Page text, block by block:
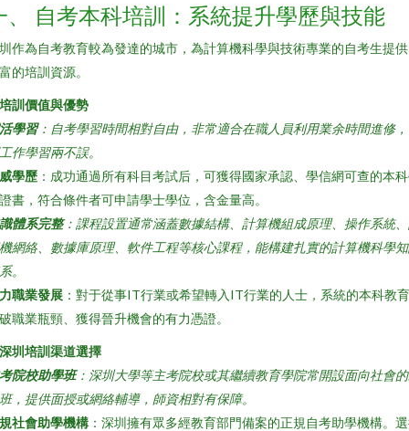
、 自考本科培訓：系統提升學歷與技能
作為自考教育較為發達的城市，為計算機科學與技術專業的自考生提
的培訓資源。
訓價值與優勢
學習：自考學習時間相對自由，非常適合在職人員利用業余時間進修
作學習兩不誤。
學歷 ：成功通過所有科目考試后，可獲得國家承認、學信網可查的本
書，符合條件者可申請學士學位，含金量高。
體系完整：課程設置通常涵蓋數據結構、計算機組成原理、操作系統
網絡、數據庫原理、軟件工程等核心課程，能構建扎實的計算機科學
。
職業發展 ：對于從事IT行業或希望轉入IT行業的人士，系統的本科教
職業瓶頸、獲得晉升機會的有力憑證。
圳培訓渠道選擇
院校助學班：深圳大學等主考院校或其繼續教育學院常開設面向社會
，提供面授或網絡輔導，師資相對有保障。
社會助學機構：深圳擁有眾多經教育部門備案的正規自考助學機構。